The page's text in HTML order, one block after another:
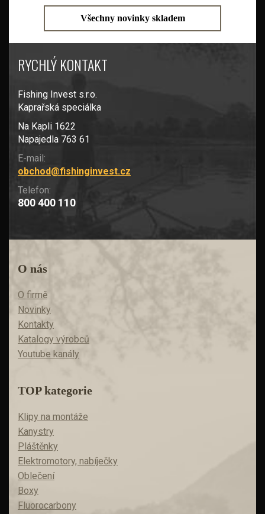
Všechny novinky skladem
RYCHLÝ KONTAKT
Fishing Invest s.r.o.
Kaprařská speciálka
Na Kapli 1622
Napajedla 763 61
E-mail:
obchod@fishinginvest.cz
Telefon:
800 400 110
O nás
O firmě
Novinky
Kontakty
Katalogy výrobců
Youtube kanály
TOP kategorie
Klipy na montáže
Kanystry
Pláštěnky
Elektromotory, nabíječky
Oblečení
Boxy
Fluorocarbony